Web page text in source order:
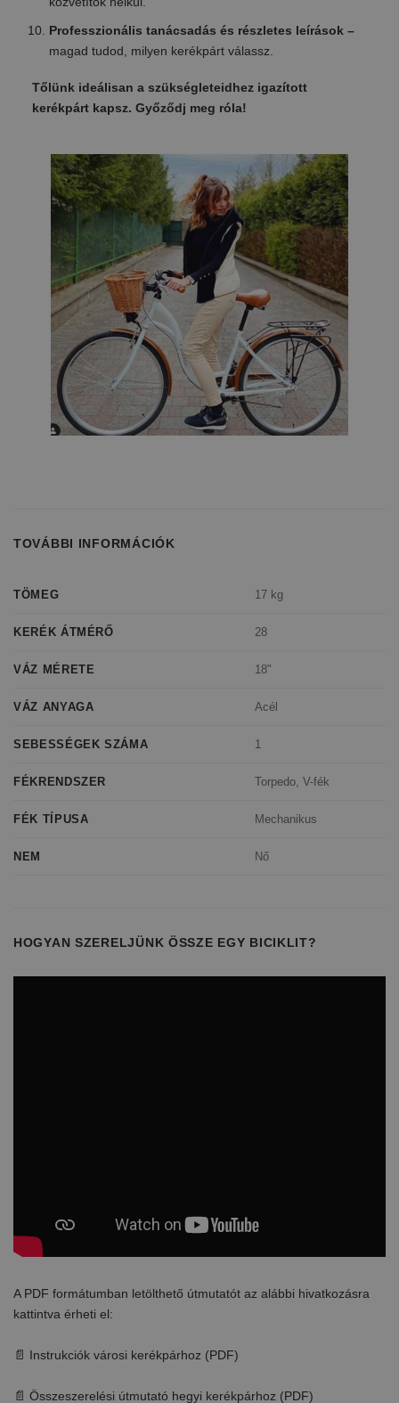
Professzionális tanácsadás és részletes leírások –
magad tudod, milyen kerékpárt válassz.
Tőlünk ideálisan a szükségleteidhez igazított
kerékpárt kapsz. Győződj meg róla!
TOVÁBBI INFORMÁCIÓK
TÖMEG 17 kg
KERÉK ÁTMÉRŐ 28
VÁZ MÉRETE 18"
VÁZ ANYAGA Acél
SEBESSÉGEK SZÁMA 1
FÉKRENDSZER Torpedo, V-fék
FÉK TÍPUSA Mechanikus
NEM Nő
HOGYAN SZERELJÜNK ÖSSZE EGY BICIKLIT?
A PDF formátumban letölthető útmutatót az alábbi hivatkozásra
kattintva érheti el:
📄 Instrukciók városi kerékpárhoz (PDF)
📄 Összeszerelési útmutató hegyi kerékpárhoz (PDF)